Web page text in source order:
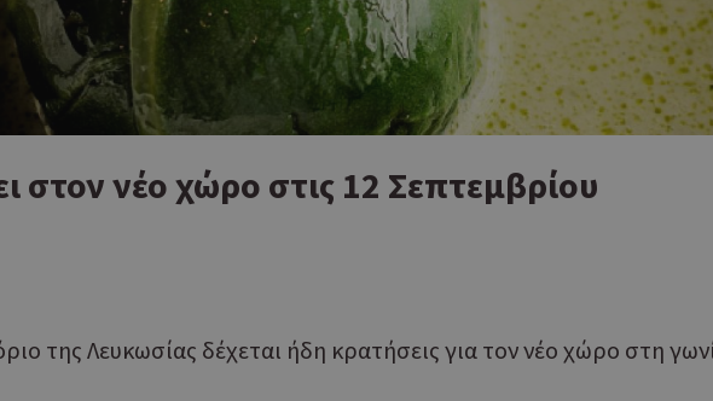
στον νέο χώρο στις 12 Σεπτεμβρίου
της Λευκωσίας δέχεται ήδη κρατήσεις για τον νέο χώρο στη